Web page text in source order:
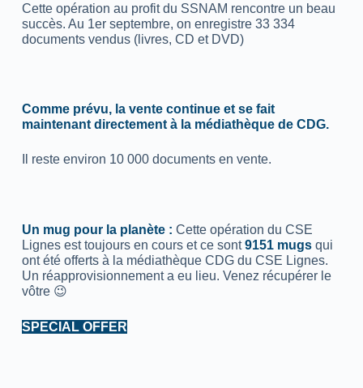
Cette opération au profit du SSNAM rencontre un beau
succès. Au 1er septembre, on enregistre 33 334
documents vendus (livres, CD et DVD)
Comme prévu, la vente continue et se fait
maintenant directement à la médiathèque de CDG.
Il reste environ 10 000 documents en vente.
Un mug pour la planète : Cette opération du CSE
Lignes est toujours en cours et ce sont9151 mugsqui
ont été offerts à la médiathèque CDG du CSE Lignes.
Un réapprovisionnement a eu lieu. Venez récupérer le
vôtre 😉
SPECIAL OFFER